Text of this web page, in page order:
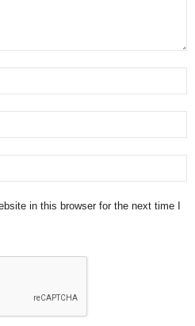
in this browser for the next time I